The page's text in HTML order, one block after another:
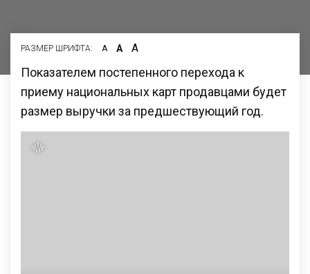
РАЗМЕР ШРИФТА: А А А
Показателем постепенного перехода к
приему национальных карт продавцами будет
размер выручки за предшествующий год.